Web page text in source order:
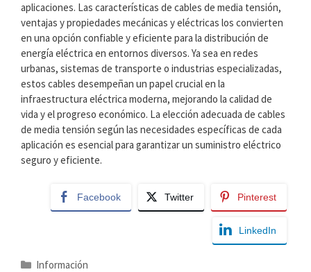
aplicaciones. Las características de cables de media tensión,
ventajas y propiedades mecánicas y eléctricas los convierten
en una opción confiable y eficiente para la distribución de
energía eléctrica en entornos diversos. Ya sea en redes
urbanas, sistemas de transporte o industrias especializadas,
estos cables desempeñan un papel crucial en la
infraestructura eléctrica moderna, mejorando la calidad de
vida y el progreso económico. La elección adecuada de cables
de media tensión según las necesidades específicas de cada
aplicación es esencial para garantizar un suministro eléctrico
seguro y eficiente.
Facebook Twitter Pinterest
LinkedIn
Categorías
Información